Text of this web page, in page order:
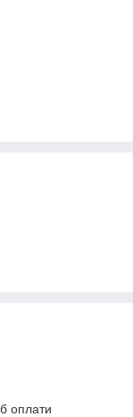
оплати